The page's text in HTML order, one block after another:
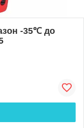
-35℃ до